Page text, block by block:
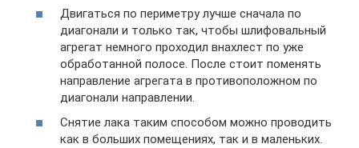
Двигаться по периметру лучше сначала по
диагонали и только так, чтобы шлифовальный
агрегат немного проходил внахлест по уже
обработанной полосе. После стоит поменять
направление агрегата в противоположном по
диагонали направлении.
Снятие лака таким способом можно проводить
как в больших помещениях, так и в маленьких.